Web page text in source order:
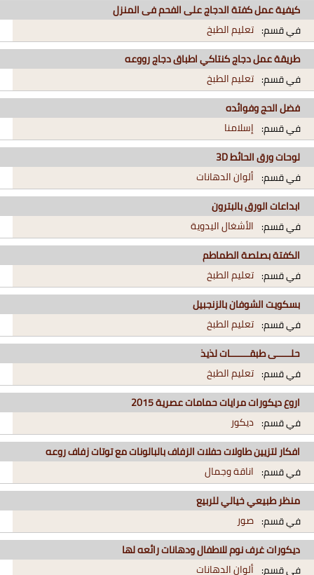
كيفية عمل كفتة الدجاج على الفحم فى المنزل
في قسم: تعليم الطبخ
طريقة عمل دجاج كنتاكي اطباق دجاج رووعه
في قسم: تعليم الطبخ
فضل الحج وفوائده
في قسم: إسلامنا
لوحات ورق الحائط 3D
في قسم: ألوان الدهانات
ابداعات الورق بالبترون
في قسم: الأشغال اليدوية
الكفتة بصلصة الطماطم
في قسم: تعليم الطبخ
بسكويت الشوفان بالزنجبيل
في قسم: تعليم الطبخ
حلـــــى طبقـــــــات لذيذ
في قسم: تعليم الطبخ
اروع ديكورات مرايات حمامات عصرية 2015
في قسم: ديكور
افكار لتزيين طاولات حفلات الزفاف بالبالونات مع توتات زفاف روعه
في قسم: اناقة وجمال
منظر طبيعي خيالي للربيع
في قسم: صور
ديكورات غرف نوم للاطفال ودهانات رائعه لها
في قسم: ألوان الدهانات